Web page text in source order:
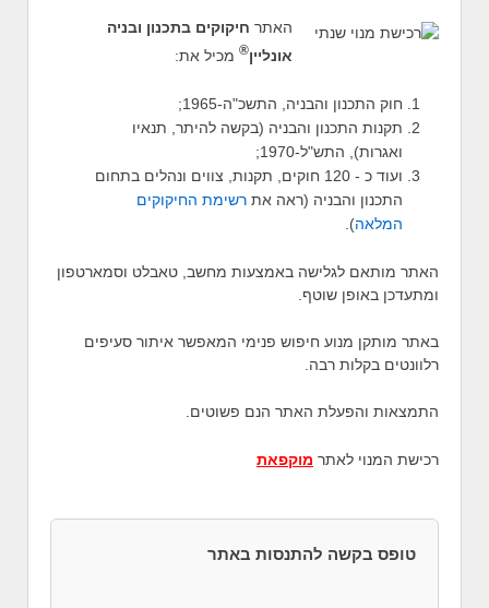
האתר חיקוקים בתכנון ובניה
אונליין® מכיל את:
חוק התכנון והבניה, התשכ"ה-1965;
תקנות התכנון והבניה (בקשה להיתר, תנאיו
ואגרות), התש"ל-1970;
ועוד כ - 120 חוקים, תקנות, צווים ונהלים בתחום
התכנון והבניה (ראה את רשימת החיקוקים
המלאה).
האתר מותאם לגלישה באמצעות מחשב, טאבלט וסמארטפון
ומתעדכן באופן שוטף.
באתר מותקן מנוע חיפוש פנימי המאפשר איתור סעיפים
רלוונטים בקלות רבה.
התמצאות והפעלת האתר הנם פשוטים.
רכישת המנוי לאתר מוקפאת
טופס בקשה להתנסות באתר